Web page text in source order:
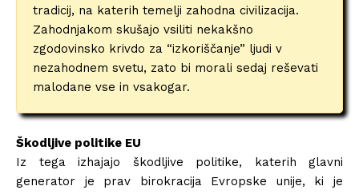
tradicij, na katerih temelji zahodna civilizacija.
Zahodnjakom skušajo vsiliti nekakšno
zgodovinsko krivdo za “izkoriščanje” ljudi v
nezahodnem svetu, zato bi morali sedaj reševati
malodane vse in vsakogar.
Škodljive politike EU
Iz tega izhajajo škodljive politike, katerih glavni
generator je prav birokracija Evropske unije, ki je